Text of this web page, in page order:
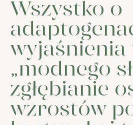
Wszystko o
wyjaśnienia
„modnego
zgłębianie
wzrostów